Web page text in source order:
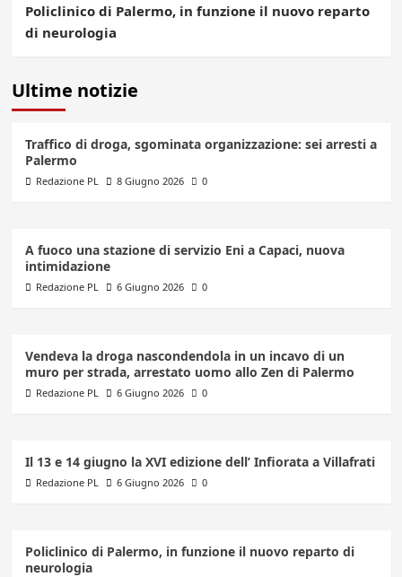
Policlinico di Palermo, in funzione il nuovo reparto
di neurologia
Ultime notizie
Traffico di droga, sgominata organizzazione: sei arresti a
Palermo
Redazione PL 8 Giugno 2026 0
A fuoco una stazione di servizio Eni a Capaci, nuova
intimidazione
Redazione PL 6 Giugno 2026 0
Vendeva la droga nascondendola in un incavo di un
muro per strada, arrestato uomo allo Zen di Palermo
Redazione PL 6 Giugno 2026 0
Il 13 e 14 giugno la XVI edizione dell’ Infiorata a Villafrati
Redazione PL 6 Giugno 2026 0
Policlinico di Palermo, in funzione il nuovo reparto di
neurologia